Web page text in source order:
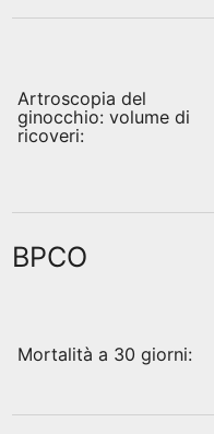
Artroscopia del
ginocchio: volume di
ricoveri:
BPCO
Mortalità a 30 giorni: